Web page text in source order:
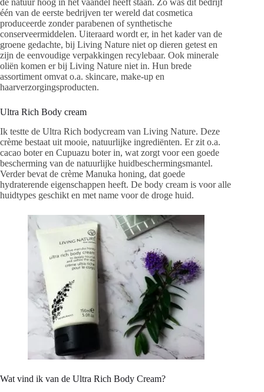
de natuur hoog in het vaandel heeft staan. Zo was dit bedrijf
één van de eerste bedrijven ter wereld dat cosmetica
produceerde zonder parabenen of synthetische
conserveermiddelen. Uiteraard wordt er, in het kader van de
groene gedachte, bij Living Nature niet op dieren getest en
zijn de eenvoudige verpakkingen recylebaar. Ook minerale
oliën komen er bij Living Nature niet in. Hun brede
assortiment omvat o.a. skincare, make-up en
haarverzorgingsproducten.
Ultra Rich Body cream
Ik testte de Ultra Rich bodycream van Living Nature. Deze
crème bestaat uit mooie, natuurlijke ingrediënten. Er zit o.a.
cacao boter en Cupuazu boter in, wat zorgt voor een goede
bescherming van de natuurlijke huidbeschermingsmantel.
Verder bevat de crème Manuka honing, dat goede
hydraterende eigenschappen heeft. De body cream is voor alle
huidtypes geschikt en met name voor de droge huid.
Wat vind ik van de Ultra Rich Body Cream?